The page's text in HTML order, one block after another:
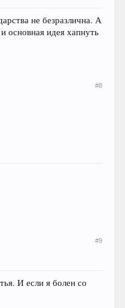
не безразлична. А
основная идея хапнуть
#8
#9
И если я болен со